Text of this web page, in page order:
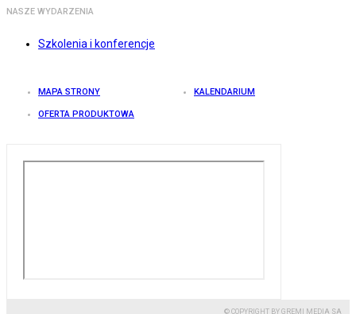
NASZE WYDARZENIA
Szkolenia i konferencje
MAPA STRONY KALENDARIUM
OFERTA PRODUKTOWA
© COPYRIGHT BY GREMI MEDIA SA